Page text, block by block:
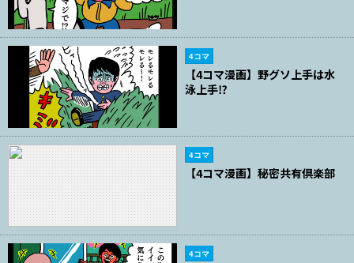
4コマ
【4コマ漫画】野グソ上手は水
泳上手⁉
4コマ
【4コマ漫画】秘密共有倶楽部
4コマ